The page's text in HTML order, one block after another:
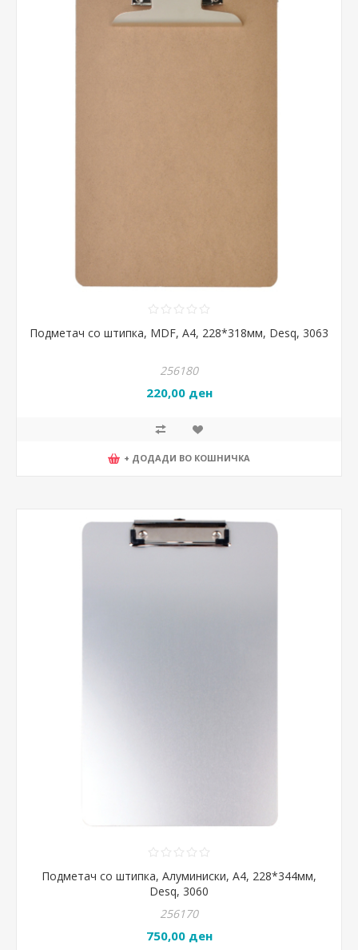
Подметач со штипка, MDF, А4, 228*318мм, Desq, 3063
256180
220,00 ден
+ ДОДАДИ ВО КОШНИЧКА
Подметач со штипка, Алуминиски, А4, 228*344мм,
Desq, 3060
256170
750,00 ден